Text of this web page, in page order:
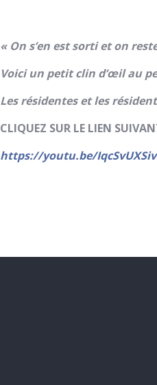
« On s’en est sorti et on
Voici un petit clin d’œil au
Les résidentes et les
CLIQUEZ SUR LE LIEN
https://youtu.be/